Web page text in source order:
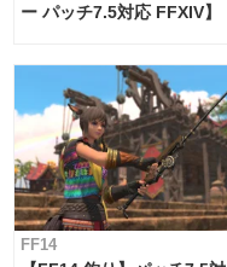
ー パッチ7.5対応 FFXIV】
FF14